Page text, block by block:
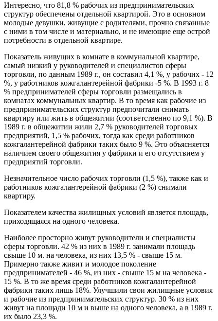
Интересно, что 81,8 % рабочих из предпринимательских
структур обеспечены отдельной квартирой. Это в основном
молодые девушки, живущие с родителями, прочно связанные
с ними в том числе и материально, и не имеющие еще острой
потребности в отдельной квартире.
Показатель живущих в комнате в коммунальной квартире,
самый низкий у руководителей и специалистов сферы
торговли, по данным 1989 г., он составил 4,1 %, у рабочих - 12
%, у работников кожгалантерейной фабрики -5 %. В 1993 г. 8
% предпринимателей сферы торговли размещались в
комнатах коммунальных квартир. В то время как рабочие из
предпринимательских структур предпочитали снимать
квартиру или жить в общежитии (соответственно по 9,1 %). В
1989 г. в общежитии жили 2,7 % руководителей торговых
предприятий, 1,5 % рабочих, тогда как среди работников
кожгалантерейной фабрики таких было 9 %. Это объясняется
наличием своего общежития у фабрики и его отсутствием у
предприятий торговли.
Незначительное число рабочих торговли (1,5 %), также как и
работников кожгалантерейной фабрики (2 %) снимали
квартиру.
Показателем качества жилищных условий является площадь,
приходящаяся на одного человека.
Наиболее просторно живут руководители и специалисты
сферы торговли. 42 % из них в 1989 г. занимали площадь
свыше 10 м. на человека, из них 13,5 % - свыше 15 м.
Примерно также живит и молодое поколение
предпринимателей - 46 %, из них - свыше 15 м на человека -
15 %. В то же время среди работников кожгалантерейной
фабрики таких лишь 18%. Улучшили свои жилищные условия
и рабочие из предпринимательских структур. 30 % из них
живут на площади 10 м и выше на одного человека, а в 1989 г.
их было 23,3 %.